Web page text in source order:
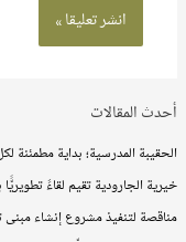
أحدث المقالات
الحقيبة المدرسية؛ بداية مطمئنة
خيرية الجارودية تقيم لقاءً
مناقصة لتنفيذ مشروع إنشاء مبنى